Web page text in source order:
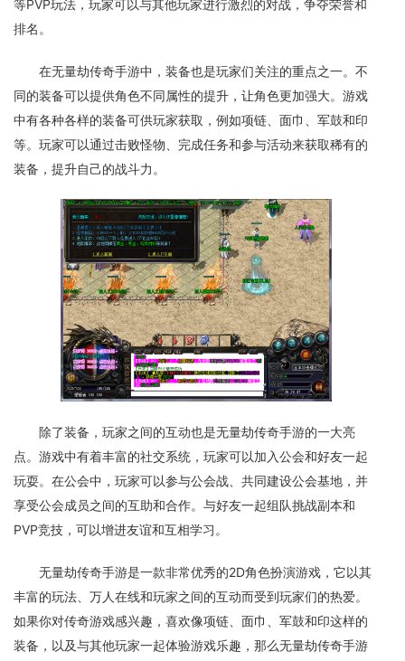
等PVP玩法，玩家可以与其他玩家进行激烈的对战，争夺荣誉和
排名。
在无量劫传奇手游中，装备也是玩家们关注的重点之一。不
同的装备可以提供角色不同属性的提升，让角色更加强大。游戏
中有各种各样的装备可供玩家获取，例如项链、面巾、军鼓和印
等。玩家可以通过击败怪物、完成任务和参与活动来获取稀有的
装备，提升自己的战斗力。
除了装备，玩家之间的互动也是无量劫传奇手游的一大亮
点。游戏中有着丰富的社交系统，玩家可以加入公会和好友一起
玩耍。在公会中，玩家可以参与公会战、共同建设公会基地，并
享受公会成员之间的互助和合作。与好友一起组队挑战副本和
PVP竞技，可以增进友谊和互相学习。
无量劫传奇手游是一款非常优秀的2D角色扮演游戏，它以其
丰富的玩法、万人在线和玩家之间的互动而受到玩家们的热爱。
如果你对传奇游戏感兴趣，喜欢像项链、面巾、军鼓和印这样的
装备，以及与其他玩家一起体验游戏乐趣，那么无量劫传奇手游